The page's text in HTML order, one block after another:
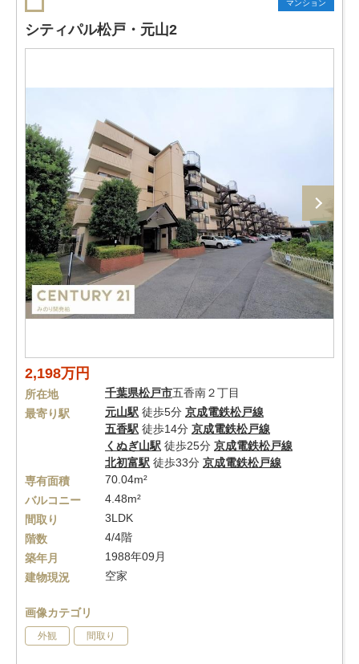
マンション
シティパル松戸・元山2
2,198万円
所在地 千葉県松戸市五香南２丁目
最寄り駅
元山駅 徒歩5分 京成電鉄松戸線
五香駅 徒歩14分 京成電鉄松戸線
くぬぎ山駅 徒歩25分 京成電鉄松戸線
北初富駅 徒歩33分 京成電鉄松戸線
専有面積
70.04m²
バルコニー
4.48m²
間取り
3LDK
階数
4/4階
築年月
1988年09月
建物現況
空家
画像カテゴリ
外観 間取り